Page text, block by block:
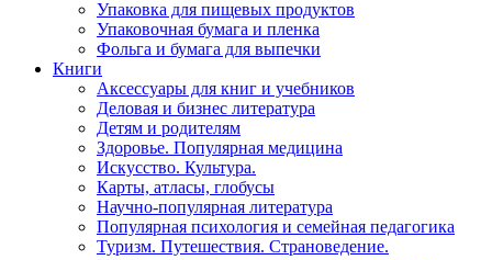
Упаковка для пищевых продуктов
Упаковочная бумага и пленка
Фольга и бумага для выпечки
Книги
Аксессуары для книг и учебников
Деловая и бизнес литература
Детям и родителям
Здоровье. Популярная медицина
Искусство. Культура.
Карты, атласы, глобусы
Научно-популярная литература
Популярная психология и семейная педагогика
Туризм. Путешествия. Страноведение.